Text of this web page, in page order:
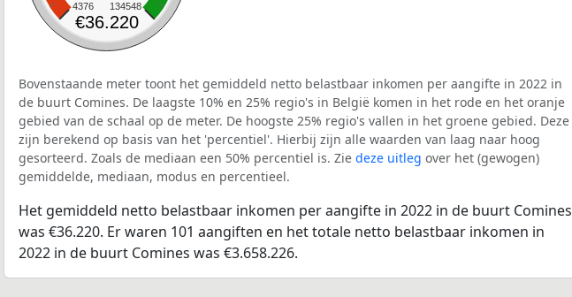
4376 134548
€36.220
Bovenstaande meter toont het gemiddeld netto belastbaar inkomen per aangifte in 2022 in
de buurt Comines. De laagste 10% en 25% regio's in België komen in het rode en het oranje
gebied van de schaal op de meter. De hoogste 25% regio's vallen in het groene gebied. Deze
zijn berekend op basis van het 'percentiel'. Hierbij zijn alle waarden van laag naar hoog
gesorteerd. Zoals de mediaan een 50% percentiel is. Zie deze uitleg over het (gewogen)
gemiddelde, mediaan, modus en percentieel.
Het gemiddeld netto belastbaar inkomen per aangifte in 2022 in de buurt Comines
was €36.220. Er waren 101 aangiften en het totale netto belastbaar inkomen in
2022 in de buurt Comines was €3.658.226.